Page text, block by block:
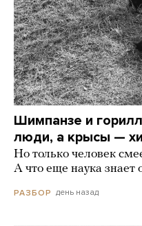
Шимпанзе и
люди, а крысы —
Но только человек
А что еще наука знает
РАЗБОР день назад